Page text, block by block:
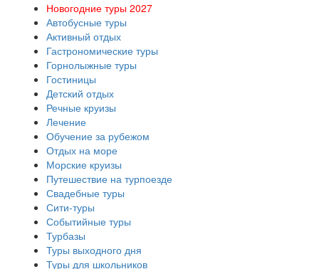
Новогодние туры 2027
Автобусные туры
Активный отдых
Гастрономические туры
Горнолыжные туры
Гостиницы
Детский отдых
Речные круизы
Лечение
Обучение за рубежом
Отдых на море
Морские круизы
Путешествие на турпоезде
Свадебные туры
Сити-туры
Событийные туры
Турбазы
Туры выходного дня
Туры для школьников